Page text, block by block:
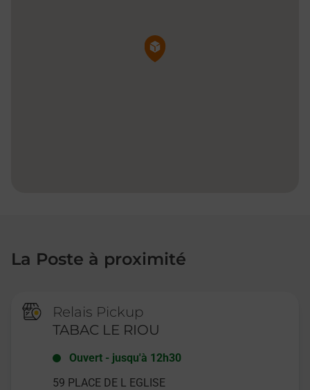
Pin de la carte
La Poste à proximité
Relais Pickup
TABAC LE RIOU
Ouvert - jusqu'à 12h30
59 PLACE DE L EGLISE